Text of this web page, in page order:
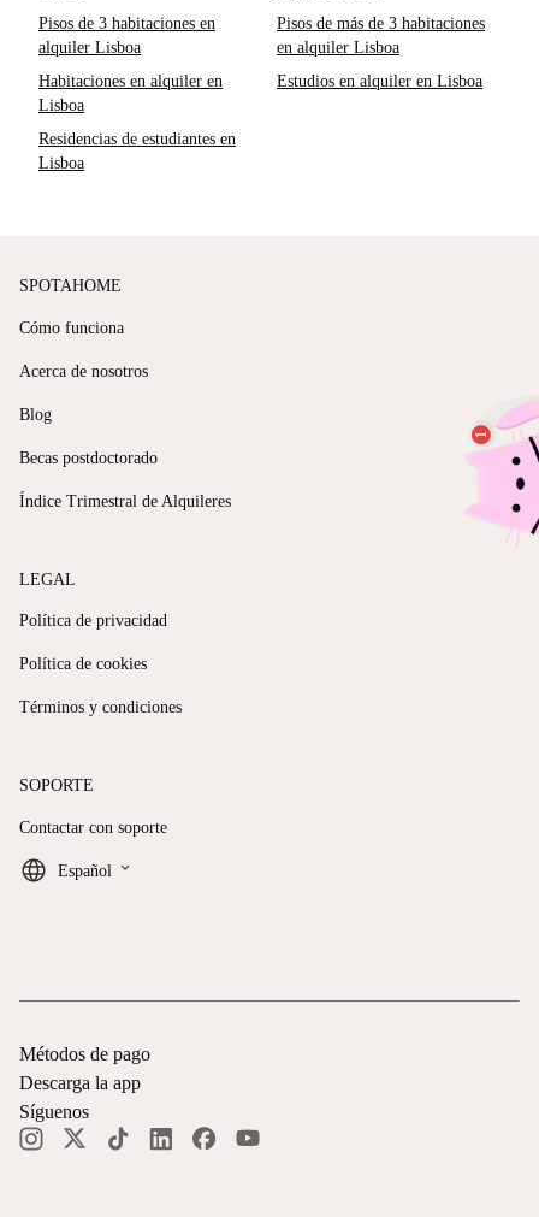
Pisos de 3 habitaciones en
alquiler Lisboa
Pisos de más de 3 habitaciones
en alquiler Lisboa
Habitaciones en alquiler en
Lisboa
Estudios en alquiler en Lisboa
Residencias de estudiantes en
Lisboa
SPOTAHOME
Cómo funciona
Acerca de nosotros
Blog
Becas postdoctorado
Índice Trimestral de Alquileres
LEGAL
Política de privacidad
Política de cookies
Términos y condiciones
SOPORTE
Contactar con soporte
Español keyboard_arrow_down
Métodos de pago
Descarga la app
Síguenos